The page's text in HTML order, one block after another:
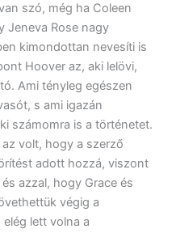
szó, még ha Coleen
Jeneva Rose nagy
kimondottan nevesíti is
Hoover az, aki lelövi,
Ami tényleg egészen
s ami igazán
számomra is a történetet.
volt, hogy a szerző
adott hozzá, viszont
azzal, hogy Grace és
végig a
lett volna a